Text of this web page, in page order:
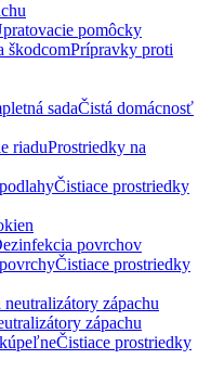
pomôcky
Prípravky proti
Čistá domácnosť
Prostriedky na
Čistiace prostriedky
povrchov
Čistiace prostriedky
zápachu
Čistiace prostriedky